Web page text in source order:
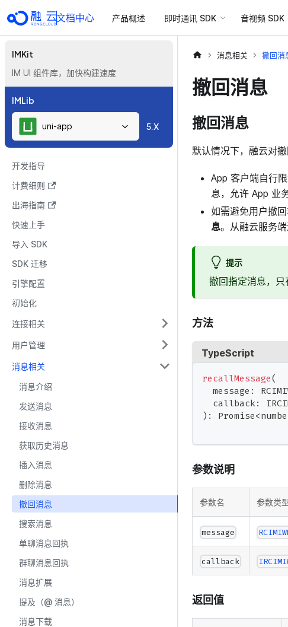
文档中心 产品概述 即时通讯 SDK 音视频 SDK
IMKit
IM UI 组件库，加快构建速度
IMLib
uni-app 5.X
开发指导
计费细则
出海指南
快速上手
导入 SDK
SDK 迁移
引擎配置
初始化
连接相关
用户管理
消息相关
消息介绍
发送消息
接收消息
获取历史消息
插入消息
删除消息
撤回消息
搜索消息
单聊消息回执
群聊消息回执
消息扩展
提及（@ 消息）
消息下载
消息相关 撤回消
撤回消息
撤回消息
默认情况下，融云对
App 客户端自行
息，允许 App 业
如需避免用户撤
息。从融云服务
提示
撤回指定消息，只
方法
TypeScript
recallMessage(
  message
:
  callback
:
) : Promise<
参数说明
参数名 参数类
message
callback
返回值